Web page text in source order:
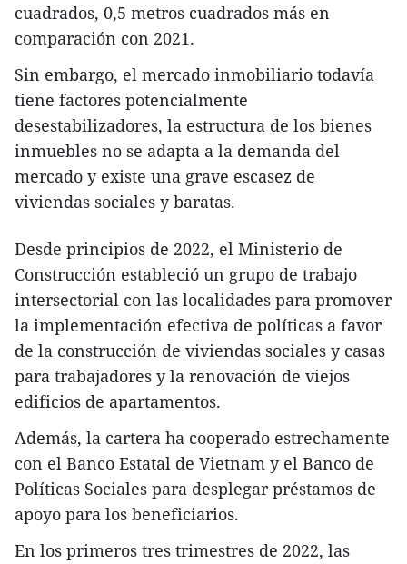
cuadrados, 0,5 metros cuadrados más en
comparación con 2021.
Sin embargo, el mercado inmobiliario todavía
tiene factores potencialmente
desestabilizadores, la estructura de los bienes
inmuebles no se adapta a la demanda del
mercado y existe una grave escasez de
viviendas sociales y baratas.
Desde principios de 2022, el Ministerio de
Construcción estableció un grupo de trabajo
intersectorial con las localidades para promover
la implementación efectiva de políticas a favor
de la construcción de viviendas sociales y casas
para trabajadores y la renovación de viejos
edificios de apartamentos.
Además, la cartera ha cooperado estrechamente
con el Banco Estatal de Vietnam y el Banco de
Políticas Sociales para desplegar préstamos de
apoyo para los beneficiarios.
En los primeros tres trimestres de 2022, las